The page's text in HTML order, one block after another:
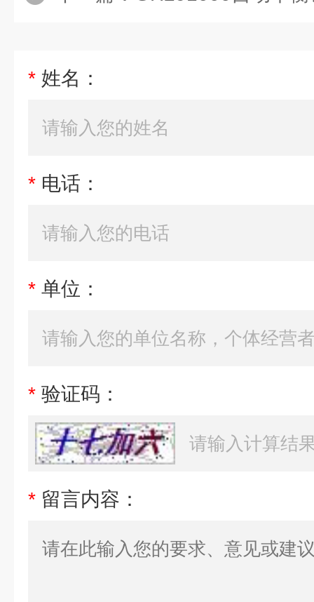
* 姓名：
* 电话：
* 单位：
* 验证码：
* 留言内容：